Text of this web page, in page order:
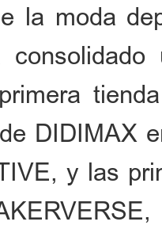
la moda
DIDIMAX
y las